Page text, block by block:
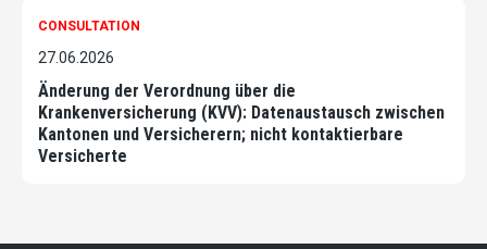
CONSULTATION
27.06.2026
Änderung der Verordnung über die
Krankenversicherung (KVV): Datenaustausch zwischen
Kantonen und Versicherern; nicht kontaktierbare
Versicherte